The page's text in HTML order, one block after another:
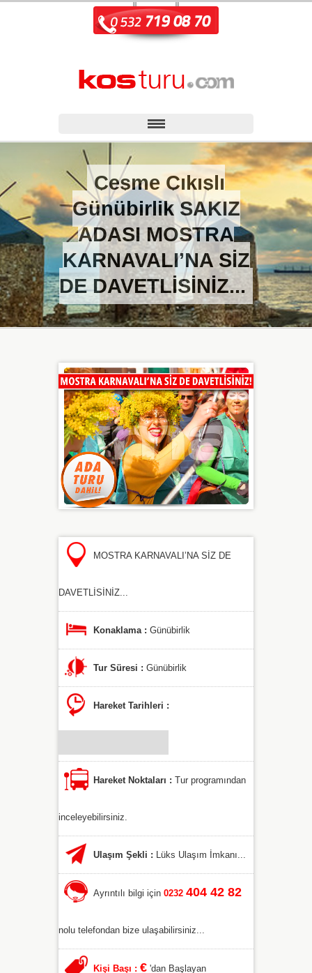
Çeşme Çıkışlı
Günübirlik SAKIZ
ADASI MOSTRA
KARNAVALI’NA SİZ
DE DAVETLİSİNİZ...
MOSTRA KARNAVALI’NA SİZ DE
DAVETLİSİNİZ...
Konaklama : Günübirlik
Tur Süresi : Günübirlik
Hareket Tarihleri :
Hareket Noktaları : Tur programından
inceleyebilirsiniz.
Ulaşım Şekli : Lüks Ulaşım İmkanı...
Ayrıntılı bilgi için 0232 404 42 82
nolu telefondan bize ulaşabilirsiniz...
Kişi Başı : € 'dan Başlayan